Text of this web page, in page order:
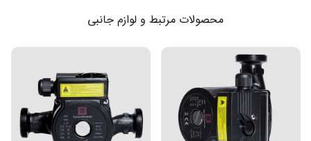
محصولات مرتبط و لوازم جانبی